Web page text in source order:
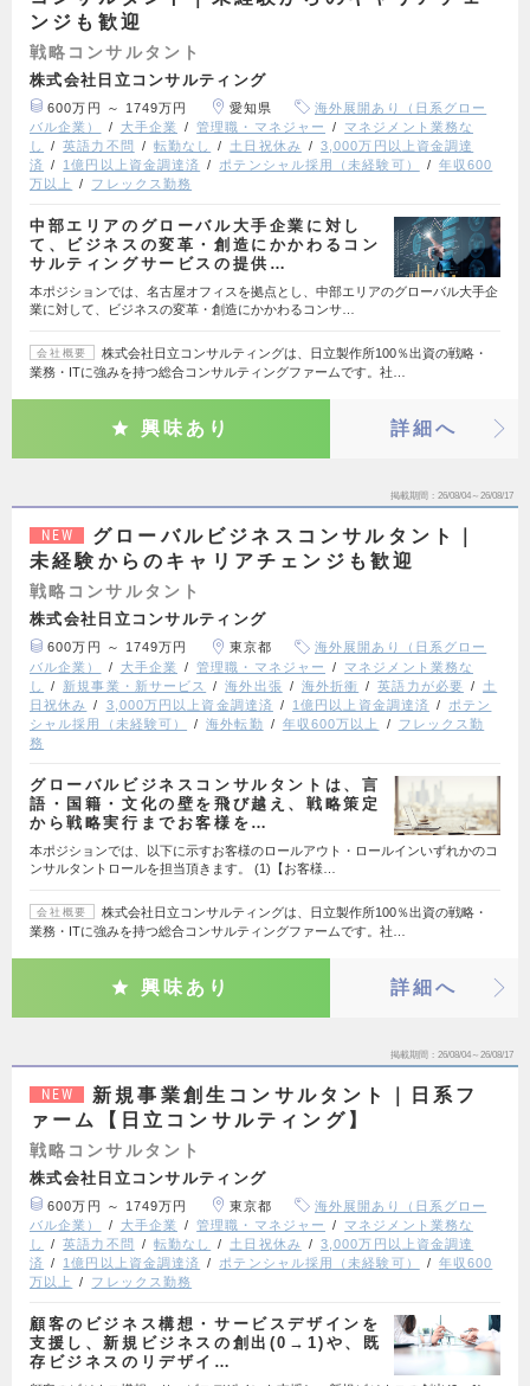
ンジも歓迎
戦略コンサルタント
株式会社日立コンサルティング
600万円 ～ 1749万円 愛知県
海外展開あり（日系グロー
バル企業）
大手企業 管理職・マネジャー
マネジメント業務な
し
英語力不問 転勤なし 土日祝休み
3,000万円以上資金調達
済
1億円以上資金調達済 ポテンシャル採用（未経験可）
年収600
万以上
フレックス勤務
中部エリアのグローバル大手企業に対し
て、ビジネスの変革・創造にかかわるコン
サルティングサービスの提供…
本ポジションでは、名古屋オフィスを拠点とし、中部エリアのグローバル大手企
業に対して、ビジネスの変革・創造にかかわるコンサ…
会社概要
株式会社日立コンサルティングは、日立製作所100％出資の戦略・
業務・ITに強みを持つ総合コンサルティングファームです。社…
興味あり 詳細へ
掲載期間 26/08/04～26/08/17
NEW
グローバルビジネスコンサルタント｜
未経験からのキャリアチェンジも歓迎
戦略コンサルタント
株式会社日立コンサルティング
600万円 ～ 1749万円 東京都
海外展開あり（日系グロー
バル企業）
大手企業 管理職・マネジャー
マネジメント業務な
し
新規事業・新サービス 海外出張 海外折衝 英語力が必要
土
日祝休み
3,000万円以上資金調達済 1億円以上資金調達済
ポテン
シャル採用（未経験可）
海外転勤 年収600万以上
フレックス勤
務
グローバルビジネスコンサルタントは、言
語・国籍・文化の壁を飛び越え、戦略策定
から戦略実行までお客様を…
本ポジションでは、以下に示すお客様のロールアウト・ロールインいずれかのコ
ンサルタントロールを担当頂きます。 (1)【お客様…
会社概要
株式会社日立コンサルティングは、日立製作所100％出資の戦略・
業務・ITに強みを持つ総合コンサルティングファームです。社…
興味あり 詳細へ
掲載期間 26/08/04～26/08/17
NEW
新規事業創生コンサルタント｜日系フ
ァーム【日立コンサルティング】
戦略コンサルタント
株式会社日立コンサルティング
600万円 ～ 1749万円 東京都
海外展開あり（日系グロー
バル企業）
大手企業 管理職・マネジャー
マネジメント業務な
し
英語力不問 転勤なし 土日祝休み
3,000万円以上資金調達
済
1億円以上資金調達済 ポテンシャル採用（未経験可）
年収600
万以上
フレックス勤務
顧客のビジネス構想・サービスデザインを
支援し、新規ビジネスの創出(0→1)や、既
存ビジネスのリデザイ…